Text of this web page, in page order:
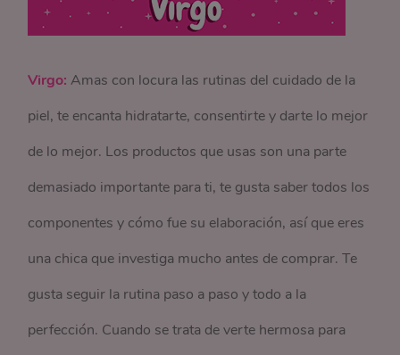
Virgo: Amas con locura las rutinas del cuidado de la
piel, te encanta hidratarte, consentirte y darte lo mejor
de lo mejor. Los productos que usas son una parte
demasiado importante para ti, te gusta saber todos los
componentes y cómo fue su elaboración, así que eres
una chica que investiga mucho antes de comprar. Te
gusta seguir la rutina paso a paso y todo a la
perfección. Cuando se trata de verte hermosa para